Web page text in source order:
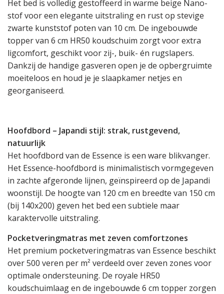
Het bed is volledig gestoffeerd in warme beige Nano-
stof voor een elegante uitstraling en rust op stevige
zwarte kunststof poten van 10 cm. De ingebouwde
topper van 6 cm HR50 koudschuim zorgt voor extra
ligcomfort, geschikt voor zij-, buik- én rugslapers.
Dankzij de handige gasveren open je de opbergruimte
moeiteloos en houd je je slaapkamer netjes en
georganiseerd.
Hoofdbord – Japandi stijl: strak, rustgevend,
natuurlijk
Het hoofdbord van de Essence is een ware blikvanger.
Het Essence-hoofdbord is minimalistisch vormgegeven
in zachte afgeronde lijnen, geïnspireerd op de Japandi
woonstijl. De hoogte van 120 cm en breedte van 150 cm
(bij 140x200) geven het bed een subtiele maar
karaktervolle uitstraling.
Pocketveringmatras met zeven comfortzones
Het premium pocketveringmatras van Essence beschikt
over 500 veren per m² verdeeld over zeven zones voor
optimale ondersteuning. De royale HR50
koudschuimlaag en de ingebouwde 6 cm topper zorgen